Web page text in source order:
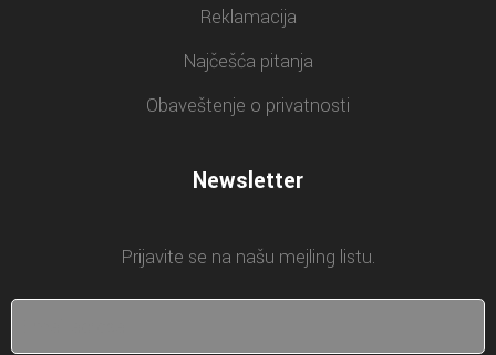
Reklamacija
Najčešća pitanja
Obaveštenje o privatnosti
Newsletter
Prijavite se na našu mejling listu.